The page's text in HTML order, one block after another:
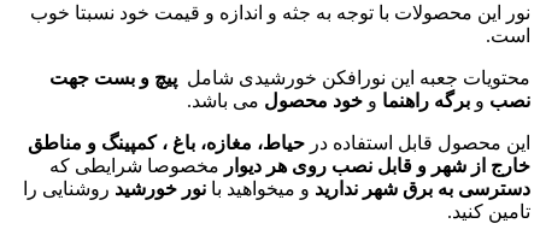
نور این محصولات با توجه به جثه و اندازه و قیمت خود نسبتا خوب
است.
محتویات جعبه این نورافکن خورشیدی شامل پیچ و بست جهت
نصب و برگه راهنما و خود محصول می باشد.
این محصول قابل استفاده در حیاط، مغازه، باغ ، کمپینگ و مناطق
خارج از شهر و قابل نصب روی هر دیوار مخصوصا شرایطی که
دسترسی به برق شهر ندارید و میخواهید با نور خورشید روشنایی را
تامین کنید.